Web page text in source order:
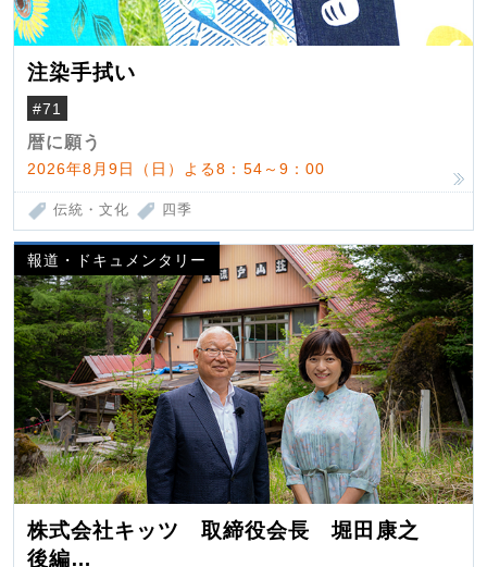
注染手拭い
#71
暦に願う
2026年8月9日（日）よる8：54～9：00
伝統・文化 四季
報道・ドキュメンタリー
株式会社キッツ 取締役会長 堀田康之
後編